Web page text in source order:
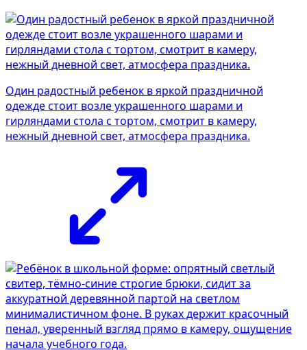
Один радостный ребенок в яркой праздничной
одежде стоит возле украшенного шарами и
гирляндами стола с тортом, смотрит в камеру,
нежный дневной свет, атмосфера праздника.